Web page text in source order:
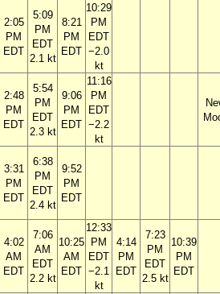
2:05
PM
EDT
5:09
PM
EDT
2.1 kt
8:21
PM
EDT
10:29
PM
EDT
−2.0
kt
2:48
PM
EDT
5:54
PM
EDT
2.3 kt
9:06
PM
EDT
11:16
PM
EDT
−2.2
kt
3:31
PM
EDT
6:38
PM
EDT
2.4 kt
9:52
PM
EDT
4:02
AM
EDT
7:06
AM
EDT
2.2 kt
10:25
AM
EDT
12:33
PM
EDT
−2.1
kt
4:14
PM
EDT
7:23
PM
EDT
2.5 kt
10:39
PM
EDT